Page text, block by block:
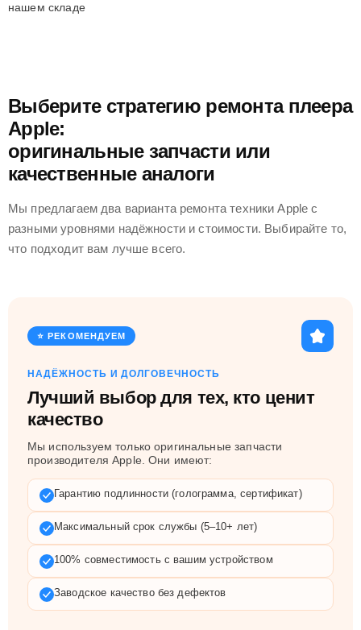
нашем складе
Выберите стратегию ремонта плеера
Apple:
оригинальные запчасти или
качественные аналоги
Мы предлагаем два варианта ремонта техники Apple с
разными уровнями надёжности и стоимости. Выбирайте то,
что подходит вам лучше всего.
⭐ РЕКОМЕНДУЕМ
НАДЁЖНОСТЬ И ДОЛГОВЕЧНОСТЬ
Лучший выбор для тех, кто ценит
качество
Мы используем только оригинальные запчасти
производителя Apple. Они имеют:
Гарантию подлинности (голограмма, сертификат)
Максимальный срок службы (5–10+ лет)
100% совместимость с вашим устройством
Заводское качество без дефектов